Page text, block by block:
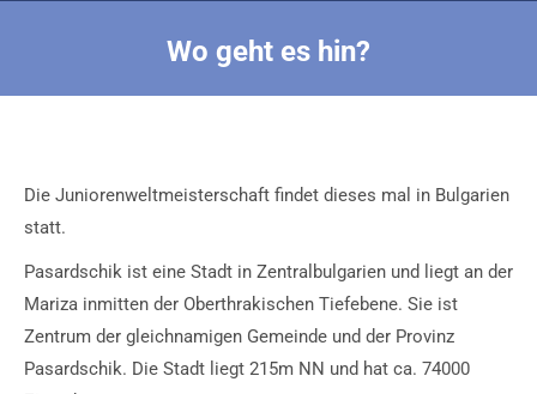
Wo geht es hin?
Die Juniorenweltmeisterschaft findet dieses mal in Bulgarien
statt.
Pasardschik ist eine Stadt in Zentralbulgarien und liegt an der
Mariza inmitten der Oberthrakischen Tiefebene. Sie ist
Zentrum der gleichnamigen Gemeinde und der Provinz
Pasardschik. Die Stadt liegt 215m NN und hat ca. 74000